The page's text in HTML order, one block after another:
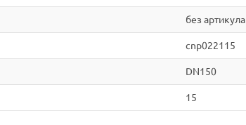
без артикула
cnp022115
DN150
15